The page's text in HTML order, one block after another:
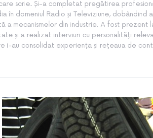
scrie. Și-a completat pregătirea
în domeniul Radio și Televiziune,
a mecanismelor din industrie. A fost prezent
și a realizat interviuri cu personalități
i-au consolidat experiența și rețeaua de